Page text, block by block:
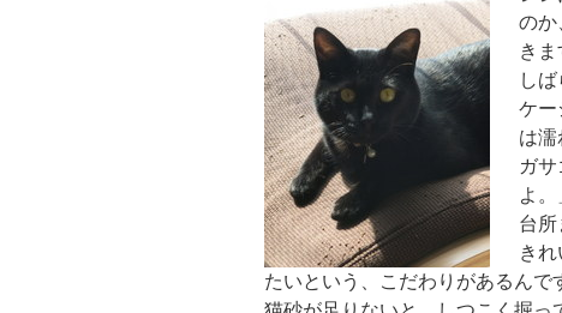
のか
きま
し
ケー
は濡
ガ
よ。
台所
き
たいという、こだわりがあるんで